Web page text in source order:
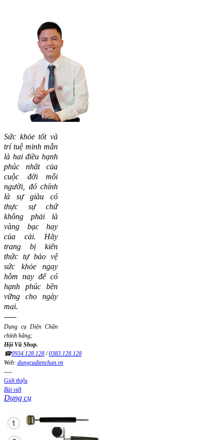
Sức khỏe tốt và
trí tuệ minh mẫn
là hai điều hạnh
phúc nhất của
cuộc đời mỗi
người, đó chính
là sự giàu có
thực sự chứ
không phải là
vàng bạc hay
của cải. Hãy
trang bị kiến
thức tự bảo vệ
sức khỏe ngay
hôm nay để có
hạnh phúc bền
vững cho ngày
mai.
-----
Dụng cụ Diện Chẩn
chính hãng;
Hội Vũ Shop.
☎0934.128.128/0383.128.128
Web: dungcudienchan.vn
----
Giới thiệu
Bài viết
Dụng cụ